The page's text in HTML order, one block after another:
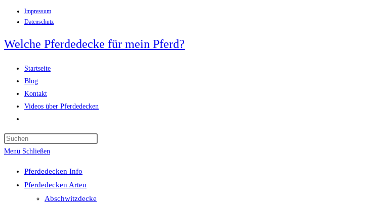
Inhalt
Impressum
Datenschutz
Welche Pferdedecke für mein Pferd?
Startseite
Blog
Kontakt
Videos über Pferdedecken
umschalten
Menü Schließen
Pferdedecken Info
Pferdedecken Arten
Abschwitzdecke